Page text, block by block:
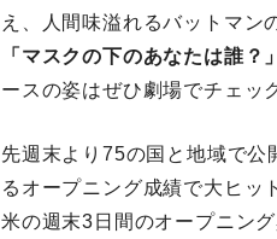
え、人間味溢れるバットマン
「マスクの下のあなたは誰？」
ースの姿はぜひ劇場でチェッ
先週末より75の国と地域で公
るオープニング成績で大ヒッ
米の週末3日間のオープニン